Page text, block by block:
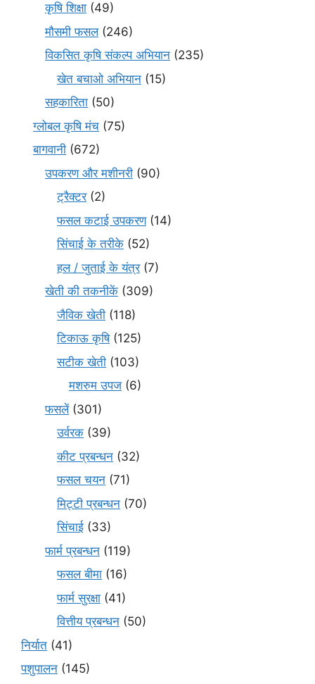
कृषि शिक्षा (49)
मौसमी फसल(246)
विकसित कृषि संकल्प अभियान (235)
खेत बचाओ अभियान (15)
सहकारिता (50)
ग्लोबल कृषि मंच (75)
बागवानी (672)
उपकरण और मशीनरी (90)
ट्रैक्टर(2)
फसल कटाई उपकरण(14)
सिंचाई के तरीके (52)
हल / जुताई के यंत्र(7)
खेती की तकनीकें (309)
जैविक खेती (118)
टिकाऊ कृषि(125)
सटीक खेती (103)
मशरुम उपज (6)
फसलें(301)
उर्वरक (39)
कीट प्रबन्धन (32)
फसल चयन (71)
मि‌ट्टी प्रबन्धन (70)
सिंचाई (33)
फार्म प्रबन्धन (119)
फसल बीमा (16)
फार्म सुरक्षा (41)
वित्तीय प्रबन्धन (50)
निर्यात (41)
पशुपालन (145)